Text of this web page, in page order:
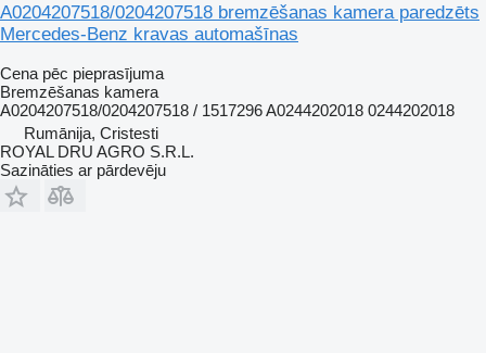
A0204207518/0204207518 bremzēšanas kamera paredzēts
Mercedes-Benz kravas automašīnas
Cena pēc pieprasījuma
Bremzēšanas kamera
A0204207518/0204207518 / 1517296 A0244202018 0244202018
Rumānija, Cristesti
ROYAL DRU AGRO S.R.L.
Sazināties ar pārdevēju